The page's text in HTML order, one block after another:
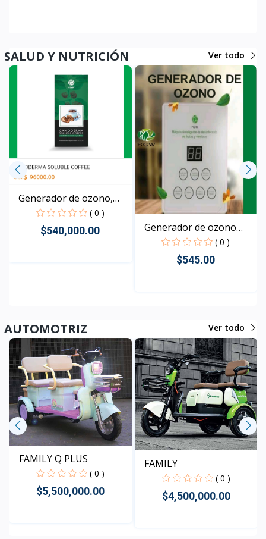
SALUD Y NUTRICIÓN Ver todo
Generador de ozono,
the...
( 0 )
$540,000.00
Generador de ozono
HGW
( 0 )
$545.00
AUTOMOTRIZ Ver todo
FAMILY Q PLUS
( 0 )
$5,500,000.00
FAMILY
( 0 )
$4,500,000.00